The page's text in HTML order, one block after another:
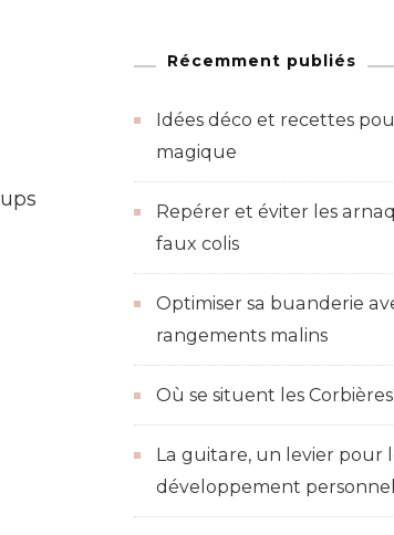
Récemment publiés
Idées déco et recettes
magique
Repérer et éviter les
faux colis
Optimiser sa buanderie
rangements malins
Où se situent les
La guitare, un levier pour
développement personnel